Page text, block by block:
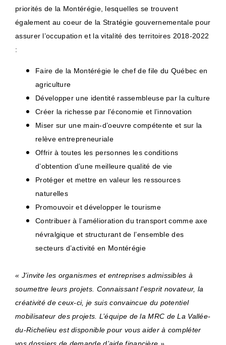
priorités de la Montérégie, lesquelles se trouvent
également au coeur de la Stratégie gouvernementale pour
assurer l’occupation et la vitalité des territoires 2018-2022
:
Faire de la Montérégie le chef de file du Québec en
agriculture
Développer une identité rassembleuse par la culture
Créer la richesse par l’économie et l’innovation
Miser sur une main-d’oeuvre compétente et sur la
relève entrepreneuriale
Offrir à toutes les personnes les conditions
d’obtention d’une meilleure qualité de vie
Protéger et mettre en valeur les ressources
naturelles
Promouvoir et développer le tourisme
Contribuer à l’amélioration du transport comme axe
névralgique et structurant de l’ensemble des
secteurs d’activité en Montérégie
« J’invite les organismes et entreprises admissibles à
soumettre leurs projets. Connaissant l’esprit novateur, la
créativité de ceux-ci, je suis convaincue du potentiel
mobilisateur des projets. L’équipe de la MRC de La Vallée-
du-Richelieu est disponible pour vous aider à compléter
vos dossiers de demande d’aide financière ».